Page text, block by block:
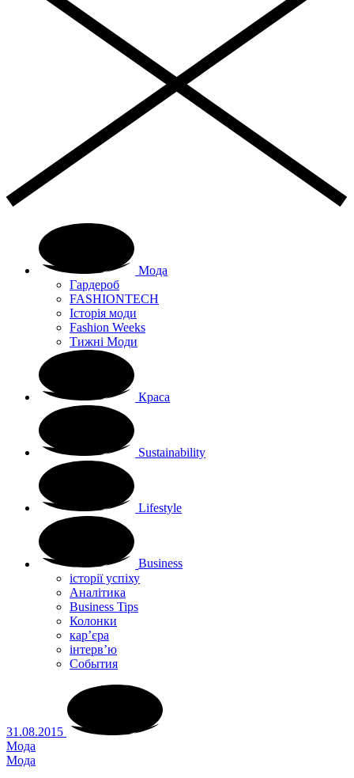
Мода
Гардероб
FASHIONTECH
Історія моди
Fashion Weeks
Тижні Моди
Краса
Sustainability
Lifestyle
Business
історії успіху
Аналітика
Business Tips
Колонки
кар’єра
інтерв’ю
Cобытия
31.08.2015
Мода
Мода